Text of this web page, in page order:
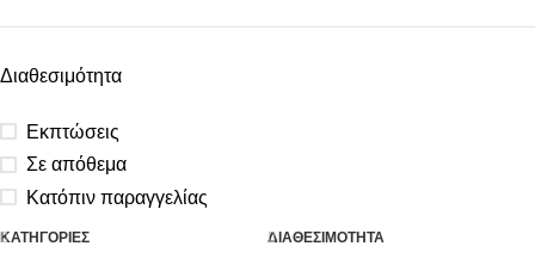
Διαθεσιμότητα
Εκπτώσεις
Σε απόθεμα
Κατόπιν παραγγελίας
ΚΑΤΗΓΟΡΙΕΣ ΔΙΑΘΕΣΙΜΟΤΗΤΑ